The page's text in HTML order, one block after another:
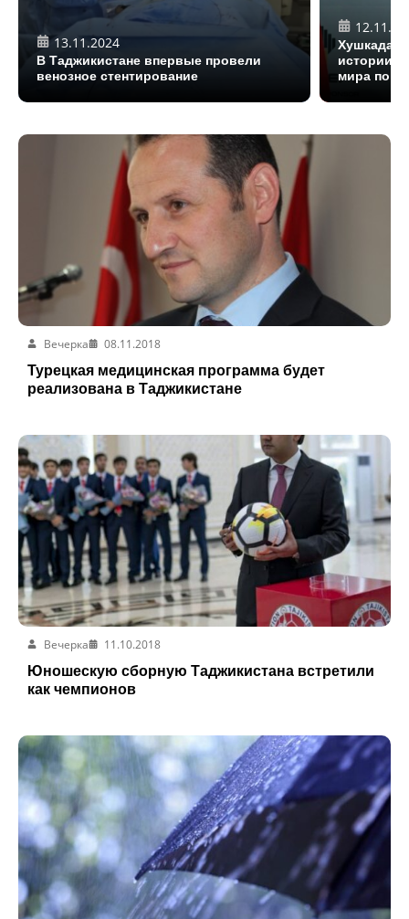
13.11.2024
В Таджикистане впервые провели
венозное стентирование
Хушкадам
истории
мира по
Вечерка
08.11.2018
Турецкая медицинская программа будет
реализована в Таджикистане
Вечерка
11.10.2018
Юношескую сборную Таджикистана встретили
как чемпионов